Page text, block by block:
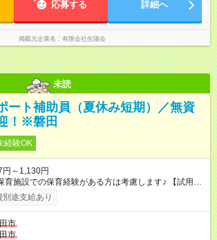
応募する 詳細へ
掲載元企業名 有限会社生陽会
未読
ート補助員（夏休み短期）／無資
！※磐田
経験OK
～1,130円
施設での保育経験がある方は考慮します♪ 【試用期
間あり 試用期間の長さ：3ヶ月 雇用形態、給与は本
じです。
別途支給あり
市
市